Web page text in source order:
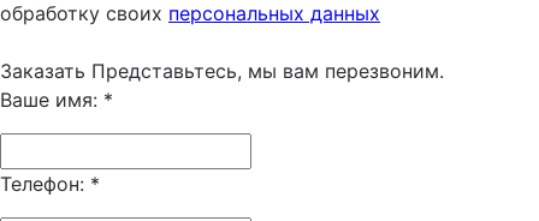
обработку своих персональных данных
Заказать Представьтесь, мы вам перезвоним.
Ваше имя: *
Телефон: *